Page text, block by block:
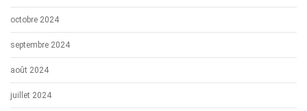
octobre 2024
septembre 2024
août 2024
juillet 2024